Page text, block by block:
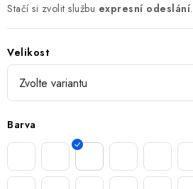
Stačí si zvolit službu expresní odeslání.
Velikost
Barva